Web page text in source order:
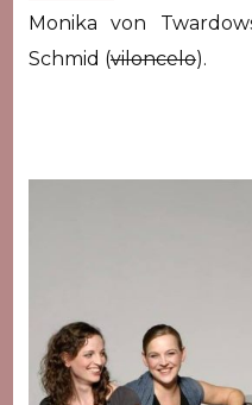
Monika von
Schmid (viloncelo).